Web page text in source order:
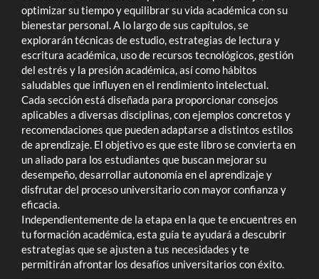
optimizar su tiempo y equilibrar su vida académica con su
bienestar personal. A lo largo de sus capítulos, se
explorarán técnicas de estudio, estrategias de lectura y
escritura académica, uso de recursos tecnológicos, gestión
del estrés y la presión académica, así como hábitos
saludables que influyen en el rendimiento intelectual.
Cada sección está diseñada para proporcionar consejos
aplicables a diversas disciplinas, con ejemplos concretos y
recomendaciones que pueden adaptarse a distintos estilos
de aprendizaje. El objetivo es que este libro se convierta en
un aliado para los estudiantes que buscan mejorar su
desempeño, desarrollar autonomía en el aprendizaje y
disfrutar del proceso universitario con mayor confianza y
eficacia.
Independientemente de la etapa en la que te encuentres en
tu formación académica, esta guía te ayudará a descubrir
estrategias que se ajusten a tus necesidades y te
permitirán afrontar los desafíos universitarios con éxito.